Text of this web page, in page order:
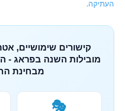
העתיקה.
קישורים שימושיים,
מובילות השנה בפראג -
מבחינת
🎭